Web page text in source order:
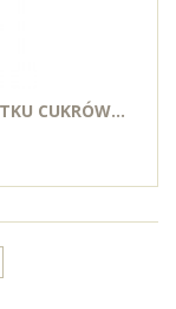
CUKRÓW...